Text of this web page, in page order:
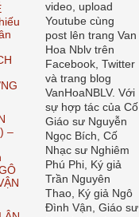
–
video, upload
Youtube cùng
post lên trang Van
Hoa Nblv trên
Facebook, Twitter
và trang blog
VanHoaNBLV. Với
sự hợp tác của Cố
Giáo sư Nguyễn
Ngọc Bích, Cố
Nhạc sư Nghiêm
Phú Phi, Ký giả
Trần Nguyên
Thao, Ký giả Ngô
Đình Vận, Giáo sư